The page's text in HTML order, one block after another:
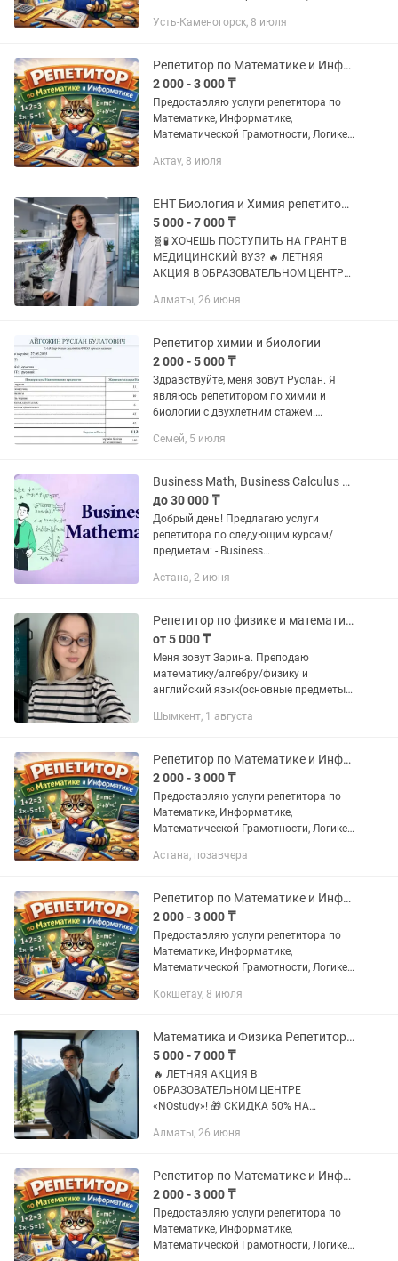
преподавателем по математике в
Усть-Каменогорск, 8 июля
Репетитор по Математике и Информатике, Подготовка к ЕНТ (ОНЛАЙН)
2 000 - 3 000 ₸
Предоставляю услуги репетитора по
Математике, Информатике,
Математической Грамотности, Логике
формате О себе: • Работал
образовательных...
Актау, 8 июля
ЕНТ Биология и Химия репетитор Алматы и онлайн со скидкой -50% на 1 урок
5 000 - 7 000 ₸
🧬🧪 ХОЧЕШЬ ПОСТУПИТЬ НА ГРАНТ В
МЕДИЦИНСКИЙ ВУЗ? 🔥 ЛЕТНЯЯ
АКЦИЯ В ОБРАЗОВАТЕЛЬНОМ ЦЕНТРЕ
ПЕРВЫЙ УРОК! 🎁 СКИДКА 10% ПРИ
лучшее время для...
Алматы, 26 июня
Репетитор химии и биологии
2 000 - 5 000 ₸
Здравствуйте, меня зовут Руслан. Я
являюсь репетитором по химии и
биологии с двухлетним стажем.
государственным экзаменам по этим
112...
Семей, 5 июля
Business Math, Business Calculus индивидуальные занятия, репетитор.
до 30 000 ₸
Добрый день! Предлагаю услуги
репетитора по следующим курсам/
предметам: - Business
Calculus - Finance - Economics - прочие
финансами,...
Астана, 2 июня
Репетитор по физике и математике на 3 языках (рус, каз, англ)
от 5 000 ₸
Меня зовут Зарина. Преподаю
математику/алгебру/физику и
английский язык(основные предметы)
колледжам. Закончила школу Дарын в
техническом...
Шымкент, 1 августа
Репетитор по Математике и Информатике, Подготовка к ЕНТ (ОНЛАЙН)
2 000 - 3 000 ₸
Предоставляю услуги репетитора по
Математике, Информатике,
Математической Грамотности, Логике
формате О себе: • Работал
образовательных...
Астана, позавчера
Репетитор по Математике и Информатике, Подготовка к ЕНТ (ОНЛАЙН)
2 000 - 3 000 ₸
Предоставляю услуги репетитора по
Математике, Информатике,
Математической Грамотности, Логике
формате О себе: • Работал
образовательных...
Кокшетау, 8 июля
Математика и Физика Репетитор ЕНТ Скидка 50% на первый урок Алматы и Онлайн
5 000 - 7 000 ₸
🔥 ЛЕТНЯЯ АКЦИЯ В
ОБРАЗОВАТЕЛЬНОМ ЦЕНТРЕ
«NOstudy»! 🎁 СКИДКА 50% НА
ОПЛАТЕ МЕСЯЧНОГО КУРСА! Лето —
без стресса и спешки! 📚...
Алматы, 26 июня
Репетитор по Математике и Информатике, Подготовка к ЕНТ (ОНЛАЙН)
2 000 - 3 000 ₸
Предоставляю услуги репетитора по
Математике, Информатике,
Математической Грамотности, Логике